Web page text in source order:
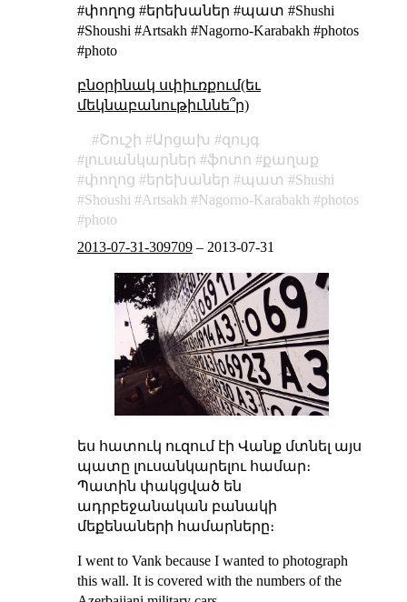
#փողոց #երեխաներ #պատ #Shushi
#Shoushi #Artsakh #Nagorno-Karabakh #photos
#photo
բնօրինակ սփիւռքում(եւ
մեկնաբանութիւննե՞ր)
Շուշի Արցախ
զույգ
լուսանկարներ
ֆոտո
քաղաք
փողոց
երեխաներ պատ
Shushi
Shoushi
Artsakh Nagorno-Karabakh
photos
photo
2013-07-31-309709– 2013-07-31
ես հատուկ ուզում էի Վանք մտնել այս
պատը լուսանկարելու համար։
Պատին փակցված են
ադրբեջանական բանակի
մեքենաների համարները։
I went to Vank because I wanted to photograph
this wall. It is covered with the numbers of the